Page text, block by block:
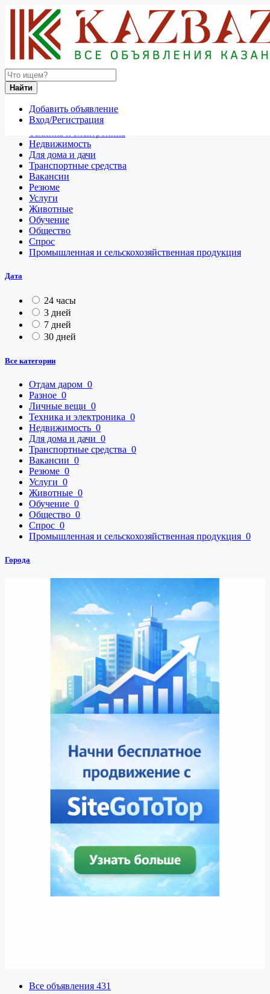
Найти
Добавить объявление
Вход/Регистрация
Россия
Разное
Личные вещи
Недвижимость
Для дома и дачи
Транспортные средства
Вакансии
Резюме
Услуги
Животные
Обучение
Общество
Спрос
Промышленная и сельскохозяйственная продукция
Дата
24 часы
3 дней
7 дней
30 дней
Все категории
Отдам даром 0
Разное 0
Личные вещи 0
Техника и электроника 0
Недвижимость 0
Для дома и дачи 0
Транспортные средства 0
Вакансии 0
Резюме 0
Услуги 0
Животные 0
Обучение 0
Общество 0
Спрос 0
Промышленная и сельскохозяйственная продукция 0
Города
Все объявления 431